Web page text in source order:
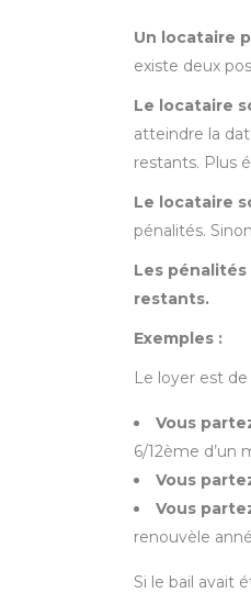
Un locataire
existe deux
Le locataire
atteindre la
restants. Plus
Le locataire
pénalités.
Les
restants.
Exemples :
Le loyer est de
Vous
6/12ème d’un
Vous
Vous
renouvèle
Si le bail avait